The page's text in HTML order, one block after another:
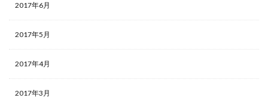
2017年6月
2017年5月
2017年4月
2017年3月